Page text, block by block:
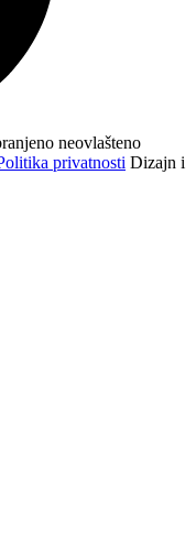
neovlašteno
privatnosti Dizajn i